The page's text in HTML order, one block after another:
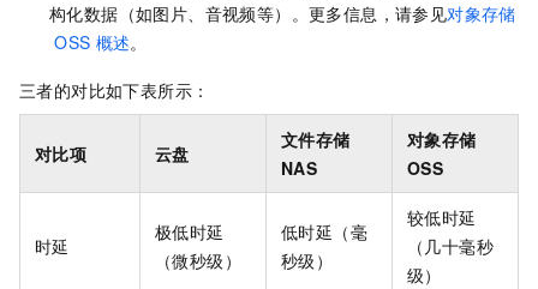
构化数据（如图片、音视频等）。更多信息，请参见对象存储
OSS 概述。
三者的对比如下表所示：
对比项 云盘
文件存储
NAS
对象存储
OSS
时延
极低时延
（微秒级）
低时延（毫
秒级）
较低时延
（几十毫秒
级）